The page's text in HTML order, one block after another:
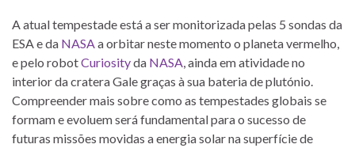
A atual tempestade está a ser monitorizada pelas 5 sondas da
ESA e da NASA a orbitar neste momento o planeta vermelho,
e pelo robotCuriosityda NASA , ainda em atividade no
interior da cratera Gale graças à sua bateria de plutónio.
Compreender mais sobre como as tempestades globais se
formam e evoluem será fundamental para o sucesso de
futuras missões movidas a energia solar na superfície de